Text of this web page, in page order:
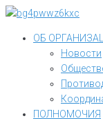
Перейти
контенту
ОБ
Новости
ПОЛНОМОЧИЯ